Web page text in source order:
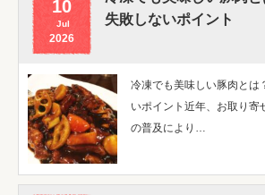
10
Jul
2026
失敗しないポイント
冷凍でも美味しい豚肉とは
いポイント近年、お取り寄
の普及により…